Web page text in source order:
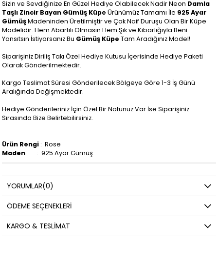
Sizin ve Sevdiğinize En Güzel Hediye Olabilecek Nadir Neon Damla
Taşlı Zincir Bayan Gümüş KüpeÜrünümüz Tamamı İle 925 Ayar
GümüşMadeninden Üretilmiştir ve Çok Naif Duruşu Olan Bir Küpe
Modelidir. Hem Abartılı Olmasın Hem Şık ve Kibarlığıyla Beni
Yansıtsın İstiyorsanız Bu Gümüş Küpe Tam Aradığınız Model!
Siparişiniz Diriliş Takı Özel Hediye Kutusu İçerisinde Hediye Paketi
Olarak Gönderilmektedir.
Kargo Teslimat Süresi Gönderilecek Bölgeye Göre 1-3 İş Günü
Aralığında Değişmektedir.
Hediye Gönderileriniz İçin Özel Bir Notunuz Var İse Siparişiniz
Sırasında Bize Belirtebilirsiniz.
Ürün Rengi : Rose
Maden
: 925 Ayar Gümüş
YORUMLAR(0)
ÖDEME SEÇENEKLERI
KARGO & TESLIMAT